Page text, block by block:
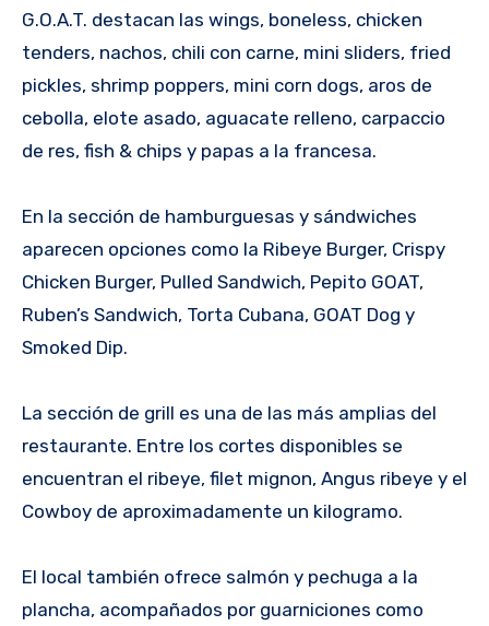
G.O.A.T. destacan las wings, boneless, chicken
tenders, nachos, chili con carne, mini sliders, fried
pickles, shrimp poppers, mini corn dogs, aros de
cebolla, elote asado, aguacate relleno, carpaccio
de res, fish & chips y papas a la francesa.
En la sección de hamburguesas y sándwiches
aparecen opciones como la Ribeye Burger, Crispy
Chicken Burger, Pulled Sandwich, Pepito GOAT,
Ruben’s Sandwich, Torta Cubana, GOAT Dog y
Smoked Dip.
La sección de grill es una de las más amplias del
restaurante. Entre los cortes disponibles se
encuentran el ribeye, filet mignon, Angus ribeye y el
Cowboy de aproximadamente un kilogramo.
El local también ofrece salmón y pechuga a la
plancha, acompañados por guarniciones como